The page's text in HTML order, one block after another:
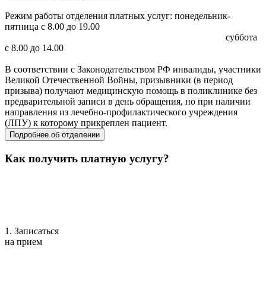
Режим работы отделения платных услуг: понедельник-
пятница с 8.00 до 19.00
суббота
с 8.00 до 14.00
В соответствии с Законодательством РФ инвалиды, участники
Великой Отечественной Войны, призывники (в период
призыва) получают медицинскую помощь в поликлинике без
предварительной записи в день обращения, но при наличии
направления из лечебно-профилактического учреждения
(ЛПУ) к которому прикреплен пациент.
Подробнее об отделении
Как получить платную услугу?
1. Записаться
на прием